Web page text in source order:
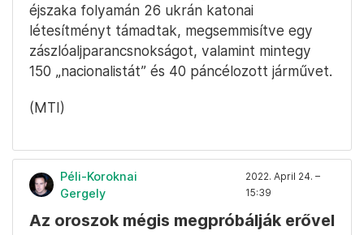
éjszaka folyamán 26 ukrán katonai
létesítményt támadtak, megsemmisítve egy
zászlóaljparancsnokságot, valamint mintegy
150 „nacionalistát” és 40 páncélozott járművet.
(MTI)
Péli-Koroknai
Gergely
2022. April 24. –
15:39
Az oroszok mégis megpróbálják erővel